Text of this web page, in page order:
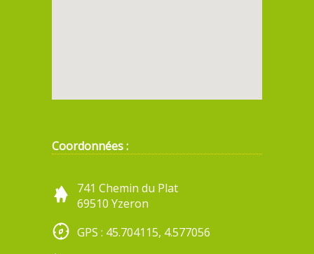
Coordonnées :
741 Chemin du Plat
69510 Yzeron
GPS : 45.704115, 4.577056